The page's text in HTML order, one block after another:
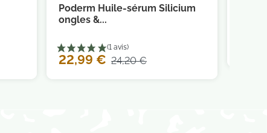
Poderm Huile-sérum Silicium
ongles &...
22,99 € 24,20 €